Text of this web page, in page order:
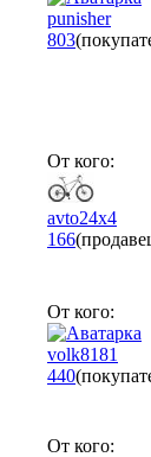
punisher
803
От кого:
avto24x4
166
От кого:
volk8181
440
От кого: